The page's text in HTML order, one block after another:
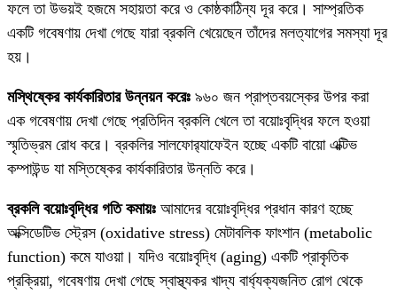
ফলে তা উভয়ই হজমে সহায়তা করে ও কোষ্ঠকাঠিন্য দূর করে। সাম্প্রতিক
একটি গবেষণায় দেখা গেছে যারা ব্রকলি খেয়েছেন তাঁদের মলত্যাগের সমস্যা দূর
হয়।
মস্থিষ্কের কার্যকারিতার উন্নয়ন করেঃ ৯৬০ জন প্রাপ্তবয়স্কের উপর করা
এক গবেষণায় দেখা গেছে প্রতিদিন ব্রকলি খেলে তা বয়োঃবৃদ্ধির ফলে হওয়া
স্মৃতিভ্রম রোধ করে। ব্রকলির সালফোর‍্যাফেইন হচ্ছে একটি বায়ো এক্টিভ
কম্পাউন্ড যা মস্তিষ্কের কার্যকারিতার উন্নতি করে।
ব্রকলি বয়োঃবৃদ্ধির গতি কমায়ঃ আমাদের বয়োঃবৃদ্ধির প্রধান কারণ হচ্ছে
অক্সিডেটিভ স্ট্রেস (oxidative stress) মেটাবলিক ফাংশান (metabolic
function) কমে যাওয়া। যদিও বয়োঃবৃদ্ধি (aging) একটি প্রাকৃতিক
প্রক্রিয়া, গবেষণায় দেখা গেছে স্বাস্থ্যকর খাদ্য বার্ধ্যক্যজনিত রোগ থেকে